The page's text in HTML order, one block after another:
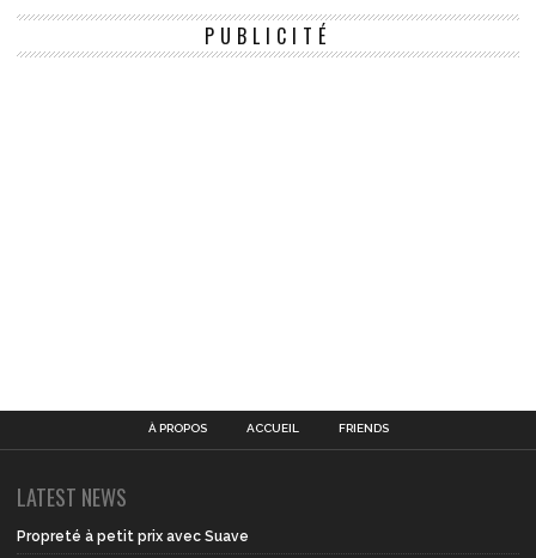
PUBLICITÉ
À PROPOS ACCUEIL FRIENDS
LATEST NEWS
Propreté à petit prix avec Suave